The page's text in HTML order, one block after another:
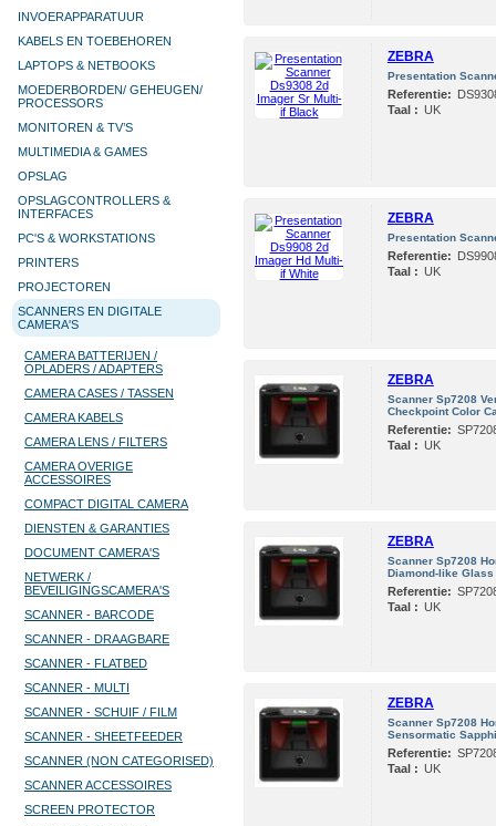
INVOERAPPARATUUR
KABELS EN TOEBEHOREN
LAPTOPS & NETBOOKS
MOEDERBORDEN/ GEHEUGEN/
PROCESSORS
MONITOREN & TV’S
MULTIMEDIA & GAMES
OPSLAG
OPSLAGCONTROLLERS &
INTERFACES
PC'S & WORKSTATIONS
PRINTERS
PROJECTOREN
SCANNERS EN DIGITALE
CAMERA'S
CAMERA BATTERIJEN /
OPLADERS / ADAPTERS
CAMERA CASES / TASSEN
CAMERA KABELS
CAMERA LENS / FILTERS
CAMERA OVERIGE
ACCESSOIRES
COMPACT DIGITAL CAMERA
DIENSTEN & GARANTIES
DOCUMENT CAMERA'S
NETWERK /
BEVEILIGINGSCAMERA'S
SCANNER - BARCODE
SCANNER - DRAAGBARE
SCANNER - FLATBED
SCANNER - MULTI
SCANNER - SCHUIF / FILM
SCANNER - SHEETFEEDER
SCANNER (NON CATEGORISED)
SCANNER ACCESSOIRES
SCREEN PROTECTOR
ZEBRA
Presentation
Referentie:
Taal : UK
ZEBRA
Presentation
Referentie:
Taal : UK
ZEBRA
Scanner Sp7208
Checkpoint Color
Referentie:
Taal : UK
ZEBRA
Scanner Sp7208
Diamond-like Glass
Referentie:
Taal : UK
ZEBRA
Scanner Sp7208
Sensormatic
Referentie:
Taal : UK